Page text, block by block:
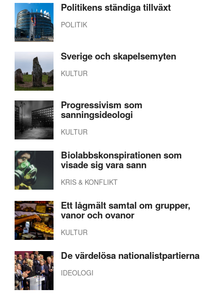
Politikens ständiga tillväxt
POLITIK
Sverige och skapelsemyten
KULTUR
Progressivism som
sanningsideologi
KULTUR
Biolabbskonspirationen som
visade sig vara sann
KRIS & KONFLIKT
Ett lågmält samtal om grupper,
vanor och ovanor
KULTUR
De värdelösa nationalistpartierna
IDEOLOGI